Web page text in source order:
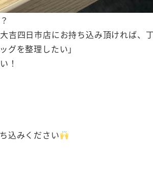
吉四日市店にお持ち込み頂ければ、
グを整理したい」
！
込みください